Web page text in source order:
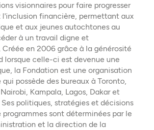
visionnaires pour faire progresser
financière, permettant aux
et aux jeunes autochtones au
à un travail digne et
Créée en 2006 grâce à la générosité
lorsque celle-ci est devenue une
la Fondation est une organisation
possède des bureaux à Toronto,
Kampala, Lagos, Dakar et
politiques, stratégies et décisions
sont déterminées par le
et la direction de la